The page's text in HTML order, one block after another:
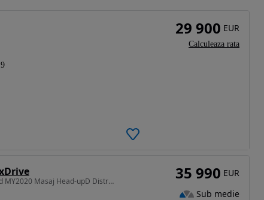
29 900 EUR
Calculeaza rata
2993 cm3 • 265 CP • 730xd MY2020 Masaj Head-upD Distronic KeylessE Jante20 GARANTIE 35 990 EUR
Sub medie